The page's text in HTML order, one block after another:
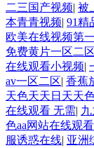
二三国产视频| 被
本青青视频| 91精
欧美在线视频第
免费黄片一区二
在线观看小视频|
av一区二区| 香蕉
天色天天日天天
在线观看 无需|
色aa网站在线观看
服诱惑在线| 亚洲